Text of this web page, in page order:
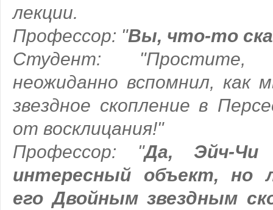
лекции.
Профессор: "Вы, что-то
Студент: "Простите,
неожиданно вспомнил, как
звездное скопление в
от восклицания!"
Профессор: "Да, Эйч-
интересный объект, но
его Двойным звездным